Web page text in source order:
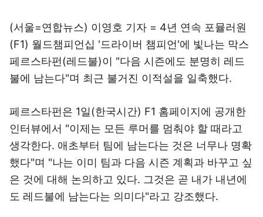
(서울=연합뉴스) 이영호 기자 = 4년 연속 포뮬러원
(F1) 월드챔피언십 '드라이버 챔피언'에 빛나는 막스
페르스타펀(레드불)이 "다음 시즌에도 분명히 레드
불에 남는다"며 최근 불거진 이적설을 일축했다.
페르스타펀은 1일(한국시간) F1 홈페이지에 공개한
인터뷰에서 "이제는 모든 루머를 멈춰야 할 때라고
생각한다. 애초부터 팀에 남는다는 것은 너무나 명확
했다"며 "나는 이미 팀과 다음 시즌 계획과 바꾸고 싶
은 것에 대해 논의하고 있다. 그것은 곧 내가 내년에
도 레드불에 남는다는 의미다"라고 강조했다.